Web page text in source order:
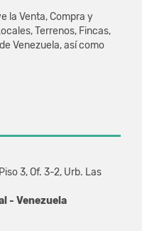
la Venta, Compra y
Terrenos, Fincas,
Venezuela, así como
3, Of. 3-2, Urb. Las
- Venezuela